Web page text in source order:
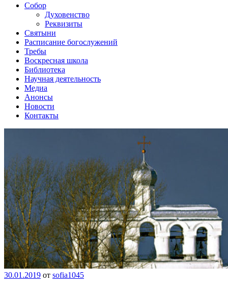
Собор
Духовенство
Реквизиты
Святыни
Расписание богослужений
Требы
Воскресная школа
Библиотека
Научная деятельность
Медиа
Анонсы
Новости
Контакты
30.01.2019 от sofia1045